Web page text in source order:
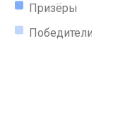
Призёры
Победители